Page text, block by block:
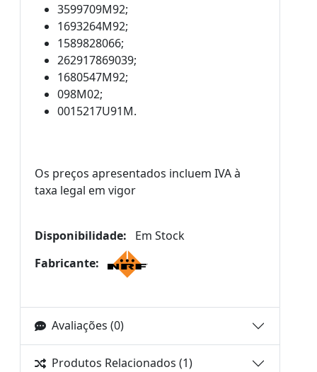
3599709M92;
1693264M92;
1589828066;
262917869039;
1680547M92;
098M02;
0015217U91M.
Os preços apresentados incluem IVA à
taxa legal em vigor
Disponibilidade:
Em Stock
Fabricante:
Avaliações (0)
Produtos Relacionados (1)